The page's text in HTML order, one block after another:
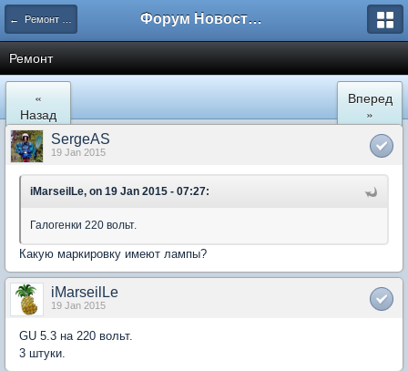
← Ремонт и обустройство Форум Новостройки
Ремонт
«
Назад
Вперед
»
SergeAS
19 Jan 2015
iMarseilLe, on 19 Jan 2015 - 07:27:
Галогенки 220 вольт.
Какую маркировку имеют лампы?
iMarseilLe
19 Jan 2015
GU 5.3 на 220 вольт.
3 штуки.